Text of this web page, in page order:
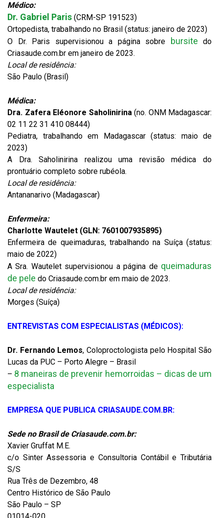
Médico:
Dr. Gabriel Paris (CRM-SP 191523)
Ortopedista, trabalhando no Brasil (status: janeiro de 2023)
O Dr. Paris supervisionou a página sobre
bursite do
Criasaude.com.br em janeiro de 2023.
Local de residência:
São Paulo (Brasil)
Médica:
Dra. Zafera Eléonore Saholinirina(no. ONM Madagascar:
02 11 22 31 410 08444)
Pediatra, trabalhando em Madagascar (status: maio de
2023)
A Dra. Saholinirina realizou uma revisão médica do
prontuário completo sobre rubéola.
Local de residência:
Antananarivo (Madagascar)
Enfermeira:
Charlotte Wautelet (GLN: 7601007935895)
Enfermeira de queimaduras, trabalhando na Suíça (status:
maio de 2022)
A Sra. Wautelet supervisionou a página de queimaduras
de pele do Criasaude.com.br em maio de 2023.
Local de residência:
Morges (Suíça)
ENTREVISTAS COM ESPECIALISTAS (MÉDICOS):
Dr. Fernando Lemos, Coloproctologista pelo Hospital São
Lucas da PUC – Porto Alegre – Brasil
– 8 maneiras de prevenir hemorroidas – dicas de um
especialista
EMPRESA QUE PUBLICA CRIASAUDE.COM.BR:
Sede no Brasil de Criasaude.com.br:
Xavier Gruffat M.E.
c/o Sinter Assessoria e Consultoria Contábil e Tributária
S/S
Rua Três de Dezembro, 48
Centro Histórico de São Paulo
São Paulo – SP